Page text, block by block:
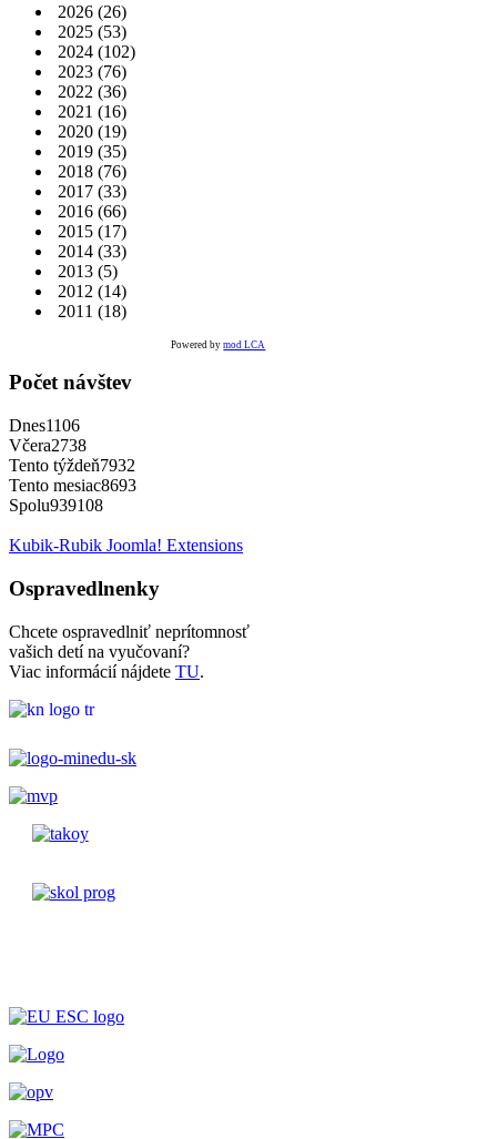
2026 (26)
2025 (53)
2024 (102)
2023 (76)
2022 (36)
2021 (16)
2020 (19)
2019 (35)
2018 (76)
2017 (33)
2016 (66)
2015 (17)
2014 (33)
2013 (5)
2012 (14)
2011 (18)
Powered bymod LCA
Počet návštev
Dnes1106
Včera2738
Tento týždeň7932
Tento mesiac8693
Spolu939108
Kubik-Rubik Joomla! Extensions
Ospravedlnenky
Chcete ospravedlniť neprítomnosť
vašich detí na vyučovaní?
Viac informácií nájdete TU.